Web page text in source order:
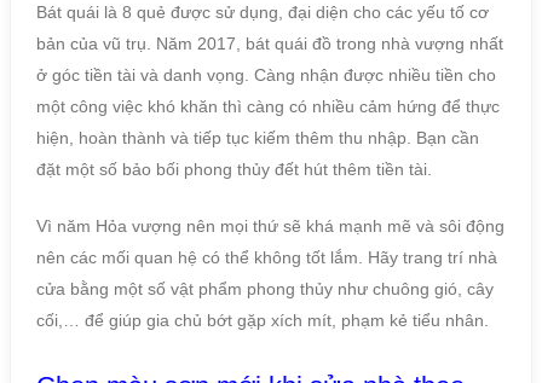
Bát quái là 8 quẻ được sử dụng, đại diện cho các yếu tố cơ
bản của vũ trụ. Năm 2017, bát quái đồ trong nhà vượng nhất
ở góc tiền tài và danh vọng. Càng nhận được nhiều tiền cho
một công việc khó khăn thì càng có nhiều cảm hứng để thực
hiện, hoàn thành và tiếp tục kiếm thêm thu nhập. Bạn cần
đặt một số bảo bối phong thủy đết hút thêm tiền tài.
Vì năm Hỏa vượng nên mọi thứ sẽ khá mạnh mẽ và sôi động
nên các mối quan hệ có thể không tốt lắm. Hãy trang trí nhà
cửa bằng một số vật phẩm phong thủy như chuông gió, cây
cối,… để giúp gia chủ bớt gặp xích mít, phạm kẻ tiểu nhân.